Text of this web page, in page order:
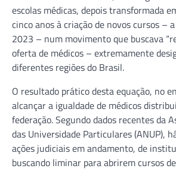
escolas médicas, depois transformada
cinco anos à criação de novos cursos –
2023 – num movimento que buscava
oferta de médicos – extremamente
diferentes regiões do Brasil.
O resultado prático desta equação, no
alcançar a igualdade de médicos
federação. Segundo dados recentes da
das Universidade Particulares (ANUP),
ações judiciais em andamento, de
buscando liminar para abrirem cursos